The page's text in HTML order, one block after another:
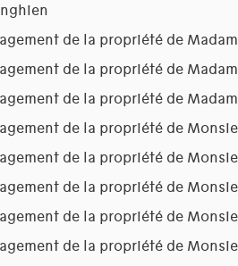
de la propriété de
de la propriété de
de la propriété de
de la propriété de
de la propriété de
de la propriété de
de la propriété de
de la propriété de